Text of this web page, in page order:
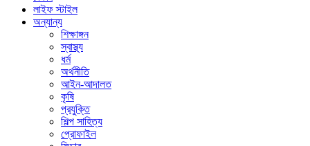
লাইফ স্টাইল
অন্যান্য
শিক্ষাঙ্গন
স্বাস্থ্য
ধর্ম
অর্থনীতি
আইন-আদালত
কৃষি
প্রযুক্তি
শিল্প সাহিত্য
প্রোফাইল